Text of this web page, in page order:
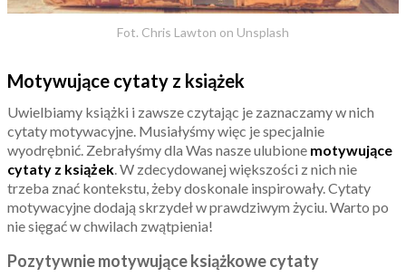
Fot. Chris Lawton on Unsplash
Motywujące cytaty z książek
Uwielbiamy książki i zawsze czytając je zaznaczamy w nich
cytaty motywacyjne. Musiałyśmy więc je specjalnie
wyodrębnić. Zebrałyśmy dla Was nasze ulubione motywujące
cytaty z książek. W zdecydowanej większości z nich nie
trzeba znać kontekstu, żeby doskonale inspirowały. Cytaty
motywacyjne dodają skrzydeł w prawdziwym życiu. Warto po
nie sięgać w chwilach zwątpienia!
Pozytywnie motywujące książkowe cytaty